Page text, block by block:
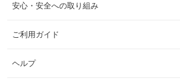
安心・安全への取り組み
ご利用ガイド
ヘルプ